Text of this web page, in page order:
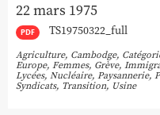
22 mars 1975
PDF TS19750322_full
Agriculture, Cambodge,
Europe, Femmes, Grève,
Lycées, Nucléaire, Paysannerie,
Syndicats, Transition, Usine